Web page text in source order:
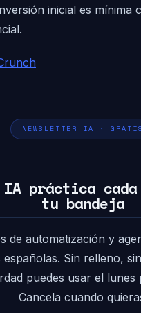
inicial es mínima
NEWSLETTER IA · GRATIS
IA práctica cada
tu bandeja
de automatización y
españolas. Sin relleno,
puedes usar el lunes
Cancela cuando